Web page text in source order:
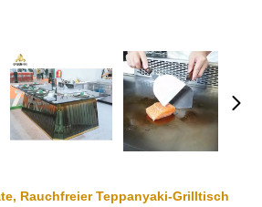
Rauchfreier Teppanyaki-Grilltisch